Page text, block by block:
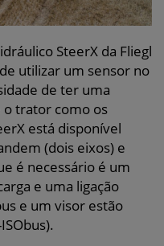
SteerX da Fliegl
utilizar um sensor no
de ter uma
o trator como os
está disponível
(dois eixos) e
é necessário é um
e uma ligação
e um visor estão